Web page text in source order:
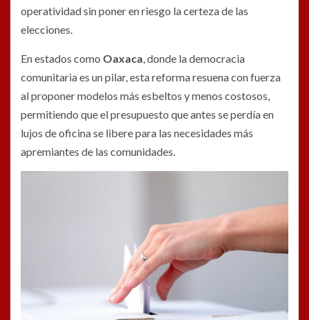
operatividad sin poner en riesgo la certeza de las
elecciones.
En estados como Oaxaca , donde la democracia
comunitaria es un pilar, esta reforma resuena con fuerza
al proponer modelos más esbeltos y menos costosos,
permitiendo que el presupuesto que antes se perdía en
lujos de oficina se libere para las necesidades más
apremiantes de las comunidades.